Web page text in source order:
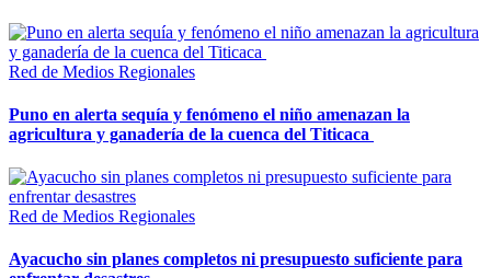
Red de Medios Regionales
Puno en alerta sequía y fenómeno el niño amenazan la
agricultura y ganadería de la cuenca del Titicaca
Red de Medios Regionales
Ayacucho sin planes completos ni presupuesto suficiente para